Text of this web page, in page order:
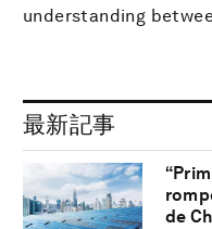
understanding
最新記事
de